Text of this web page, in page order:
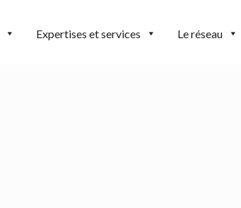
Expertises et services Le réseau